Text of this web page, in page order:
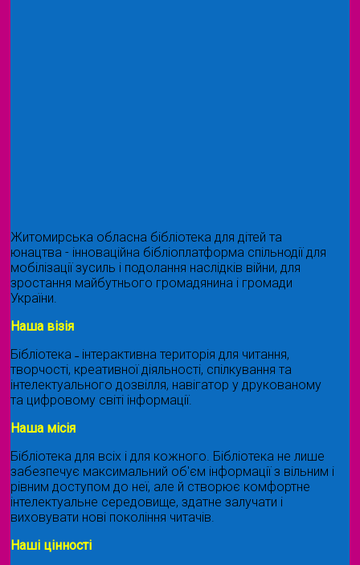
Житомирська обласна бібліотека для дітей та
юнацтва - інноваційна бібліоплатформа спільнодії для
мобілізації зусиль і подолання наслідків війни, для
зростання майбутнього громадянина і громади
України.
Наша візія
Бібліотека ˗ інтерактивна територія для читання,
творчості, креативної діяльності, спілкування та
інтелектуального дозвілля, навігатор у друкованому
та цифровому світі інформації.
Наша місія
Бібліотека для всіх і для кожного. Бібліотека не лише
забезпечує максимальний об'єм інформації з вільним і
рівним доступом до неї, але й створює комфортне
інтелектуальне середовище, здатне залучати і
виховувати нові покоління читачів.
Наші цінності